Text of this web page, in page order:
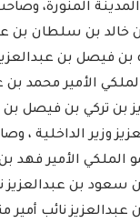
المنورة،
بن سلطان بن
بن فيصل بن
الأمير محمد بن
بن تركي بن فيصل بن
وزير الداخلية
الملكي الأمير فهد
سعود بن
نائب